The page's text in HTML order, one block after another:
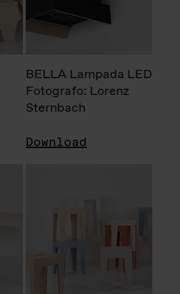
BELLA Lampada LED
Fotografo: Lorenz
Sternbach
Download